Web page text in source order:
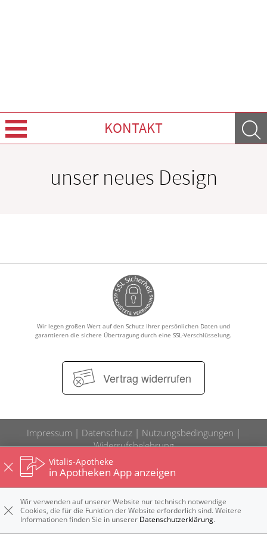
KONTAKT
unser neues Design
Wir legen großen Wert auf den Schutz Ihrer persönlichen Daten und
garantieren die sichere Übertragung durch eine SSL-Verschlüsselung.
Vertrag widerrufen
Impressum Datenschutz
Nutzungsbedingungen
Widerrufsbelehrung
Vitalis-Apotheke
in Apotheken App anzeigen
Wir verwenden auf unserer Website nur technisch notwendige
Cookies, die für die Funktion der Website erforderlich sind. Weitere
Informationen finden Sie in unserer Datenschutzerklärung.